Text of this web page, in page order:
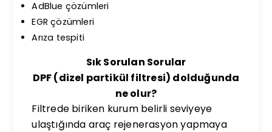
AdBlue çözümleri
EGR çözümleri
Arıza tespiti
Sık Sorulan Sorular
DPF (dizel partikül filtresi) dolduğunda
ne olur?
Filtrede biriken kurum belirli seviyeye
ulaştığında araç rejenerasyon yapmaya